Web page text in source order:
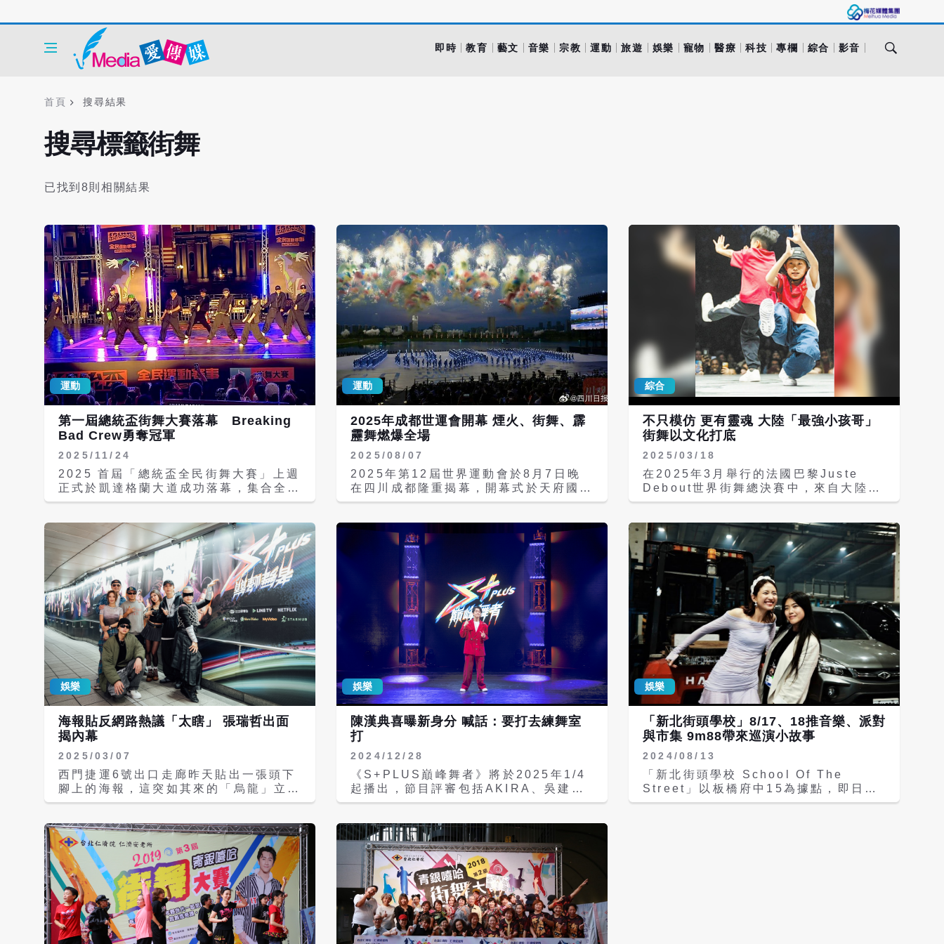
即時 教育 藝文 音樂 宗教 運動 旅遊 娛樂 寵物 醫療 科技 專欄 綜合 影音
首頁 搜尋結果
搜尋標籤街舞
已找到8則相關結果
運動
第一屆總統盃街舞大賽落幕 Breaking
Bad Crew勇奪冠軍
2025/11/24
2025 首屆「總統盃全民街舞大賽」上週
正式於凱達格蘭大道成功落幕，集合全台
百支以上隊伍參賽，舞種涵蓋
Locking 與排舞，現場熱度一路爆到最
後。尤其是競爭最激烈的 All Style 排
舞 A 組，觀眾從第一秒就看到最後一秒
都不敢呼吸。 最終，來自台北、台中成
軍一年新生代團隊 Breaking Bad
Crew第一次參加排舞賽，就以極具爆發
力的舞台控制與完整度，強勢奪下All
Style 排舞A組冠軍。他們的作品以高速
節奏、乾淨如鏡的同步、層次分明的舞台
敘事與爆棚能量驚豔全場。節奏每一下都
精準到像被鎖拍，情緒與故事線一路推到
尾聲，帶起全場尖叫聲不斷。 表演最
後，甚至連賴總統都比出了
BBC（Breaking Bad Crew）的手
勢，足見這支作品的震撼程度與現場魅
力。評審也一致給出高分，直言他們的整
體呈現「有專業舞團巡演等級」。背後更
硬：跨年齡、跨縣市、一路練到不能在
退。 能站上冠軍，不只靠表演炸裂，背
後更是「硬到不行」的練習。團員
享：「我們真的練得很辛苦，團裡國中
生、高中生、大學生就佔一半，還有三位
爸爸，而且團員分散在台北、台中，要排
練真的超硬的。」 跨年齡、跨縣市，卻
跳出高度一致又情緒到位的舞台，正是這
支隊伍最強的底氣。 本次奪冠陣容包
含：致瑋-Chill rod 、魚丸-Danny
Flii、小林-Ko smoove、樂恩-Sunny
rock、Grace- Gii star翊誠-Snipe
運動
2025年成都世運會開幕 煙火、街舞、霹
靂舞燃爆全場
2025/08/07
2025年第12屆世界運動會於8月7日晚
在四川成都隆重揭幕，開幕式於天府國際
會議中心「天府之檐」戶外區域舉行，在
「運動無限，氣象萬千」為主題，打破場
館限制，首創草坪觀演區，觀眾可在湖畔
帳篷與露營椅中觀賞演出，充分展現「公
園城市」的綠意氛圍。節目開始即以百人
街舞與霹靂舞震撼登場，展現重視新興潮
流運動的精神。 據《四川日報》報導，
壓軸登場的創意煙火在夜空中綻放成壯麗
「大樹」造型，象徵生命力與希望，璀璨
流光照亮全場，讓現場觀眾驚呼連連，
「被世運會開幕式的煙花硬控了」迅速登
上熱搜。 本屆開幕式融入濃厚的四川文
化元素，從川劇臉譜到大熊貓、芙蓉花等
視覺符號處處可見巴蜀印記。湖中央的點
火儀式亦為一大亮點，火炬「竹夢」設計
靈感來自三星堆青銅立人與竹節意象，傳
遞古蜀文明與綠色環保理念的結合。 成
都世運會標榜「不進場館也能參與」的全
民運動盛會。開幕式當晚，成都多個地標
同步點亮世運會主視覺燈光秀，民眾在戶
外空間搭帳觀賽、在草坪上為選手加油，
今年7月，世運會歷史上首次火炬傳遞從
成都出發，途經三星堆、貓熊基地等地
標，涵蓋運動員、藝人、消防員及熊貓飼
養員等多元火炬手代表，體現「多元、自
由、歡樂」的核心精神。 據成都世運會
官網資訊，2025成都世界運動會將持續
至8月17日，設有34個大項、60個分
項、256個小項，涵蓋尾波衝浪、無人機
競速、武術、地掷球等多項非奧運特色運
綜合
不只模仿 更有靈魂 大陸「最強小孩哥」
街舞以文化打底
2025/03/18
在2025年3月舉行的法國巴黎Juste
Debout世界街舞總決賽中，來自大陸江
蘇的10歲少年宋皓銘與廣西南寧的14歲
Hip-Hop項目四強，更刷新大陸選手在
該頂級賽事中的歷史最佳成績。大陸隊的
領隊說：「我們找到了自己的文化優
勢」。 《瀟湘晨報》報導，Juste
Debout被譽為街舞界「世界盃」，符、
宋組合是全場唯一未成年選手。他們在無
年齡限制的成人組別中，以4:1的壓倒性
比分連勝兩輪。 符、宋組合被大陸網友
暱稱為「最強小孩哥」，整套動作全由兩
位少年自主設計，宋皓銘表示：「中國街
舞不只有模仿，更有自己的靈魂。」「我
想讓世界看到中國街舞很厲害」。宋皓銘
的偶像是藝人張藝興，張藝興是大陸街舞
運動推廣大使，倡導的「傳統文化與街舞
結合」理念，這讓宋皓銘更有了堅持的動
力。符、宋組合一戰成名，張藝興也轉發
報導支持「最強小孩哥」。 《大皖新
聞》指出，「最強小孩哥」表演以中國武
術為核心，開場以傳統作揖動作表達「先
禮」，隨後融入醉拳、太極雲手、少林旋
娛樂
海報貼反網路熱議「太瞎」 張瑞哲出面
揭內幕
2025/03/07
西門捷運6號出口走廊昨天貼出一張頭下
腳上的海報，這突如其來的「烏龍」立刻
在社群掀起熱議，《S+PLUS巔峰舞
太歌手黃美珍、金馬影帝好友李康生、節
目評審金陽、NIKE老師、田一德和徐百
川親至西門6號出口揭曉。原來這是張瑞
哲的創意，希望透過這種視覺衝擊，讓大
眾重新審視街舞，轉個角度，街舞不只是
表演。 街舞實境節目《S+PLUS巔峰舞
者》持續熱播中，張瑞哲認為台灣街舞已
經在國際開花結果，藉由顛倒視覺，也是
娛樂
陳漢典喜曝新身分 喊話：要打去練舞室
打
2024/12/28
《S+PLUS巔峰舞者》將於2025年1/4
起播出，節目評審包括AKIRA、吳建
豪、陳漢典、小春、大淵、
NIKE、徐百川、田一德，金陽與許凱
皓，參加的舞團也相當國際化除台灣還有
日本、韓國、新加坡街舞強者一同挑戰。
陳漢典這次是《S+PLUS巔峰舞者》評
審之一，陳漢典覺得舞者就是要一直不斷
地去參加大大小小的比賽，只要不怕輸才
有機會進步。他舉例：「像是我跳舞，也
會有一個人家的既定印象，我跳舞就是兩
娛樂
「新北街頭學校」8/17、18推音樂、派對
與市集 9m88帶來巡演小故事
2024/08/13
「新北街頭學校 School Of The
Street」以板橋府中15為據點，即日起
至9/26暑期限定開課，8/17、18更將舉